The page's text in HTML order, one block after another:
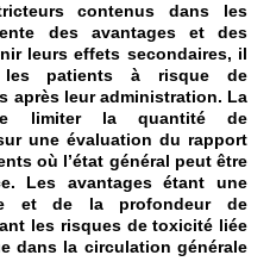
contenus dans les
des avantages et des
leurs effets secondaires, il
les patients à risque de
après leur administration. La
limiter la quantité de
une évaluation du rapport
où l’état général peut être
Les avantages étant une
et de la profondeur de
les risques de toxicité liée
dans la circulation générale